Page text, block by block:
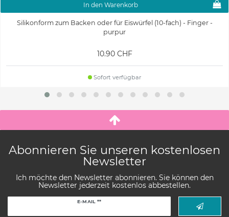
In den Warenkorb
Silikonform zum Backen oder für Eiswürfel (10-fach) - Finger -
purpur
10.90 CHF
Sofort verfügbar
Abonnieren Sie unseren kostenlosen
Newsletter
Ich möchte den Newsletter abonnieren. Sie können den
Newsletter jederzeit kostenlos abbestellen.
E-MAIL **